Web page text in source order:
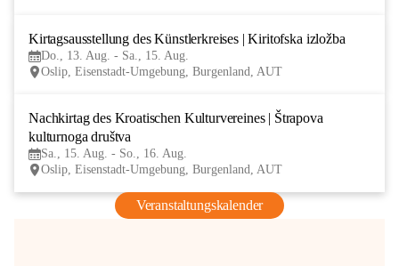
Kirtagsausstellung des Künstlerkreises | Kiritofska izložba
Do., 13. Aug. - Sa., 15. Aug.
Oslip, Eisenstadt-Umgebung, Burgenland, AUT
Nachkirtag des Kroatischen Kulturvereines | Štrapova
kulturnoga društva
Sa., 15. Aug. - So., 16. Aug.
Oslip, Eisenstadt-Umgebung, Burgenland, AUT
Veranstaltungskalender